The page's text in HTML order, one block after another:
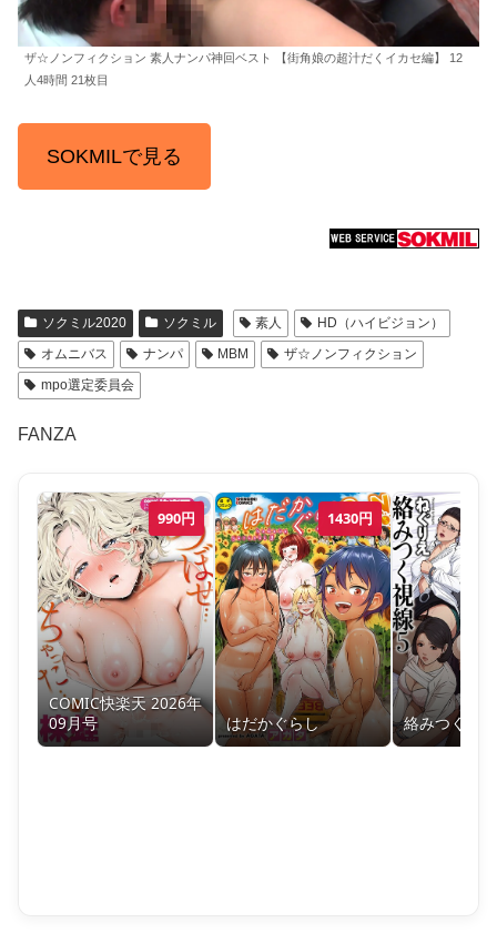
ザ☆ノンフィクション 素人ナンパ神回ベスト 【街角娘の超汁だくイカセ編】 12
人4時間 21枚目
SOKMILで見る
ソクミル2020 ソクミル 素人
HD（ハイビジョン）
オムニバス
ナンパ MBM
ザ☆ノンフィクション
mpo選定委員会
FANZA
990円
COMIC快楽天 2026年
09月号
1430円
はだかぐらし 絡みつく視線